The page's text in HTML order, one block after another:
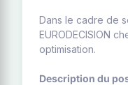
Dans le cadre de
EURODECISION
optimisation.
Description du